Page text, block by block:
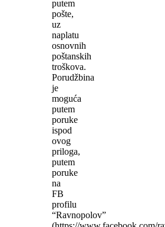
putem
pošte,
uz
naplatu
osnovnih
poštanskih
troškova.
Porudžbina
je
moguća
putem
poruke
ispod
ovog
priloga,
putem
poruke
na
FB
profilu
“Ravnopolov”